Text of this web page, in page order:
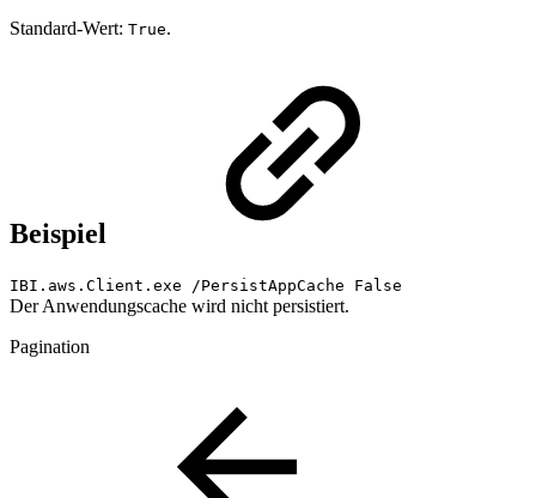
Standard-Wert: True.
Beispiel
IBI.aws.Client.exe /PersistAppCache False
Der Anwendungscache wird nicht persistiert.
Pagination